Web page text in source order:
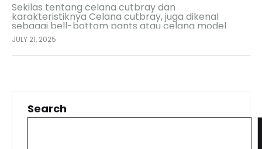
Sekilas tentang celana cutbray dan
karakteristiknya Celana cutbray, juga dikenal
sebagai bell-bottom pants atau celana model
lonceng, adalah jenis celana yang khas dengan
bagian bawahnya yang melebar, membentuk siluet
seperti…
JULY 21, 2025
Search